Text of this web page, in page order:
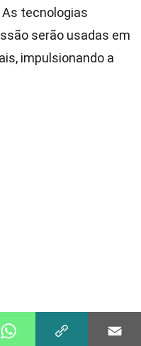
As tecnologias
serão usadas em
impulsionando a